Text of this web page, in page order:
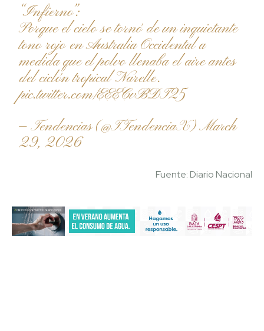
“Infierno”:
Porque el cielo se tornó de un inquietante
tono rojo en Australia Occidental a
medida que el polvo llenaba el aire antes
del ciclón tropical Narelle.
pic.twitter.com/EEECvBDT25
— Tendencias (@TTendenciaX)March
29, 2026
Fuente: Diario Nacional